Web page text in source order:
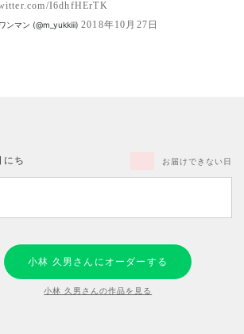
I6dhfHErTK
ンマン (@m_yukkiii) 2018年10月27日
にち お届けできない日
小林 久男さんにオーダーする
小林 久男さんの作品を見る